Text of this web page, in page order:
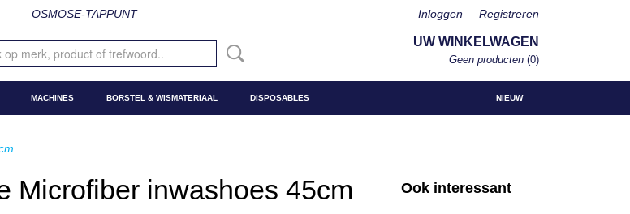
OSMOSE-TAPPUNT Inloggen Registreren
UW WINKELWAGEN
Geen producten (0)
NIEUW
MACHINES BORSTEL & WISMATERIAAL DISPOSABLES
Microfiber inwashoes 45cm Ook interessant